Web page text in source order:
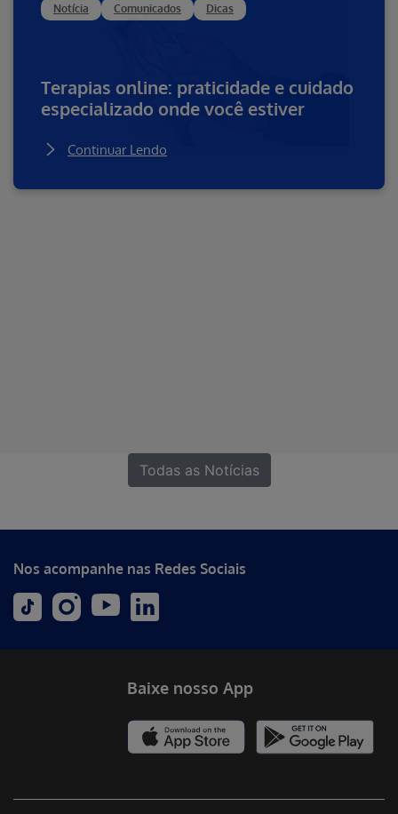
Notícia Comunicados Dicas
Terapias online: praticidade e cuidado
especializado onde você estiver
Continuar Lendo
Todas as Notícias
Nos acompanhe nas Redes Sociais
Baixe nosso App